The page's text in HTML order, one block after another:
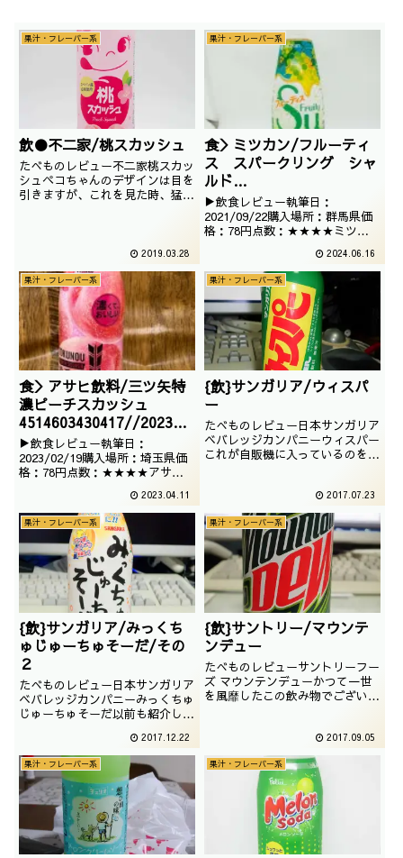
果汁・フレーバー系
飲●不二家/桃スカッシュ
たべものレビュー不二家桃スカッ
シュペコちゃんのデザインは目を
引きますが、これを見た時、猛烈
2019.03.28
果汁・フレーバー系
食＞ミツカン/フルーティ
ス スパークリング シャ
ルド
ネ/4902106786061/2021
/08/09
▶飲食レビュー執筆日：
2021/09/22購入場所：群馬県価
格：78円点数：★★★★ミツカ
す。デザインはなかなか素敵でご
ざいますが、果たして、ごくごく
飲めるのでしょうか。■お味につ
いてさっぱりしておりますね。お
酢の酸味がぐっと強く、そして、
フルーティーさがあ...
2024.06.16
果汁・フレーバー系
食＞アサヒ飲料/三ツ矢特
濃ピーチスカッシュ
4514603430417//2023/0
2/19
▶飲食レビュー執筆日：
2023/02/19購入場所：埼玉県価
格：78円点数：★★★★アサヒ
がしますね。まあ、間違いはない
わけですが、どのようなお味なの
か気になります。
2023.04.11
果汁・フレーバー系
{飲}サンガリア/ウィスパ
ー
たべものレビュー日本サンガリア
ベバレッジカンパニーウィスパー
これが自販機に入っているのを見
パーでございます。撮影日は
2017年07月
2017.07.23
果汁・フレーバー系
{飲}サンガリア/みっくち
ゅじゅーちゅそーだ/その
２
たべものレビュー日本サンガリア
ベバレッジカンパニーみっくちゅ
じゅーちゅそーだ以前も紹介して
れたので、改めての紹介です。撮
影日は2017年07月
2017.12.22
果汁・フレーバー系
{飲}サントリー/マウンテ
ンデュー
たべものレビューサントリーフー
ズ マウンテンデューかつて一世
を風靡したこの飲み物でございま
2017.09.05
果汁・フレーバー系 果汁・フレーバー系